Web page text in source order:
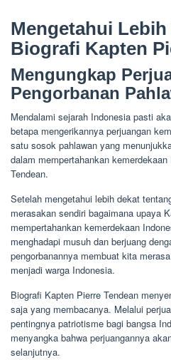
Mengetahui
Biografi Kapten
Mengungkap
Pengorbanan
Mendalami sejarah Indonesia pasti
betapa mengerikannya perjuangan
satu sosok pahlawan yang
dalam mempertahankan
Tendean.
Setelah mengetahui lebih dekat
merasakan sendiri bagaimana upaya
mempertahankan kemerdekaan
menghadapi musuh dan berjuang
pengorbanannya membuat kita
menjadi warga Indonesia.
Biografi Kapten Pierre Tendean
saja yang membacanya. Melalui
pentingnya patriotisme bagi bangsa
menyangka bahwa perjuangannya
selanjutnya.